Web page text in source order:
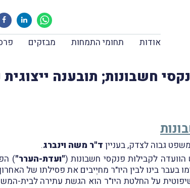
אודות תחומי התמחות מבזקים
חשבונות; תובענה
ד"ר משה וינברג.
לקבילוּת פנקסי חשבונות ("ועדת-הערר")
בינו לבין היו"ר מחיְיבים את פסילתו של
על החלטת היו"ר הוא הגשת עתירה לבית-